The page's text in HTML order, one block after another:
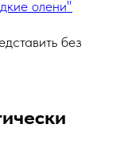
олени"
без